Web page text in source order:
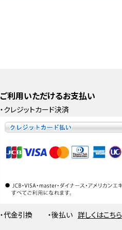
ご利用いただけるお支払い
・クレジットカード決済
・代金引換 ・後払い 詳しくはこちら